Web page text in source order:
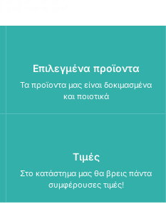
Επιλεγμένα προϊοντα
Τα προϊοντα μας είναι δοκιμασμένα
και ποιοτικά
Τιμές
Στο κατάστημα μας θα βρεις πάντα
συμφέρουσες τιμές!